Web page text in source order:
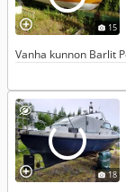
15
Vanha kunnon Barlit
18